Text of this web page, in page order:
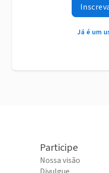
Já é um
Participe
Nossa visão